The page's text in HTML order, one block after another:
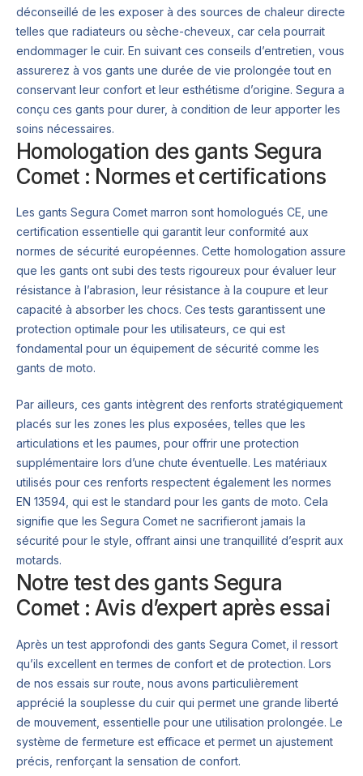
déconseillé de les exposer à des sources de chaleur directe
telles que radiateurs ou sèche-cheveux, car cela pourrait
endommager le cuir. En suivant ces conseils d’entretien, vous
assurerez à vos gants une durée de vie prolongée tout en
conservant leur confort et leur esthétisme d’origine. Segura a
conçu ces gants pour durer, à condition de leur apporter les
soins nécessaires.
Homologation des gants Segura
Comet : Normes et certifications
Les gants Segura Comet marron sont homologués CE, une
certification essentielle qui garantit leur conformité aux
normes de sécurité européennes. Cette homologation assure
que les gants ont subi des tests rigoureux pour évaluer leur
résistance à l’abrasion, leur résistance à la coupure et leur
capacité à absorber les chocs. Ces tests garantissent une
protection optimale pour les utilisateurs, ce qui est
fondamental pour un équipement de sécurité comme les
gants de moto.
Par ailleurs, ces gants intègrent des renforts stratégiquement
placés sur les zones les plus exposées, telles que les
articulations et les paumes, pour offrir une protection
supplémentaire lors d’une chute éventuelle. Les matériaux
utilisés pour ces renforts respectent également les normes
EN 13594, qui est le standard pour les gants de moto. Cela
signifie que les Segura Comet ne sacrifieront jamais la
sécurité pour le style, offrant ainsi une tranquillité d’esprit aux
motards.
Notre test des gants Segura
Comet : Avis d’expert après essai
Après un test approfondi des gants Segura Comet, il ressort
qu’ils excellent en termes de confort et de protection. Lors
de nos essais sur route, nous avons particulièrement
apprécié la souplesse du cuir qui permet une grande liberté
de mouvement, essentielle pour une utilisation prolongée. Le
système de fermeture est efficace et permet un ajustement
précis, renforçant la sensation de confort.